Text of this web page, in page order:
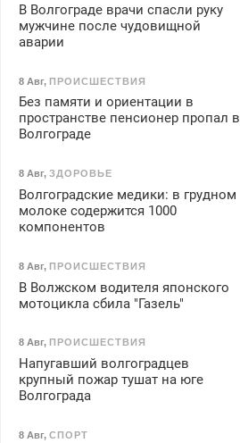
В Волгограде врачи спасли руку
мужчине после чудовищной
аварии
8 Авг, ПРОИСШЕСТВИЯ
Без памяти и ориентации в
пространстве пенсионер пропал в
Волгограде
8 Авг, ЗДОРОВЬЕ
Волгоградские медики: в грудном
молоке содержится 1000
компонентов
8 Авг, ПРОИСШЕСТВИЯ
В Волжском водителя японского
мотоцикла сбила "Газель"
8 Авг, ПРОИСШЕСТВИЯ
Напугавший волгоградцев
крупный пожар тушат на юге
Волгограда
8 Авг, СПОРТ